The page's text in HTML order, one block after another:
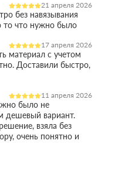
21 апреля 2026
без навязывания
то что нужно было
17 апреля 2026
материал с учетом
Доставили быстро,
11 апреля 2026
было не
дешевый вариант.
взяла без
очень понятно и